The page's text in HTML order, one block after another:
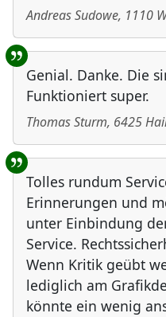
Andreas Sudowe, 1110
Genial. Danke. Die
Funktioniert super.
Thomas Sturm, 6425
Tolles rundum
Erinnerungen und
unter Einbindung
Service.
Wenn Kritik geübt
lediglich am
könnte ein wenig